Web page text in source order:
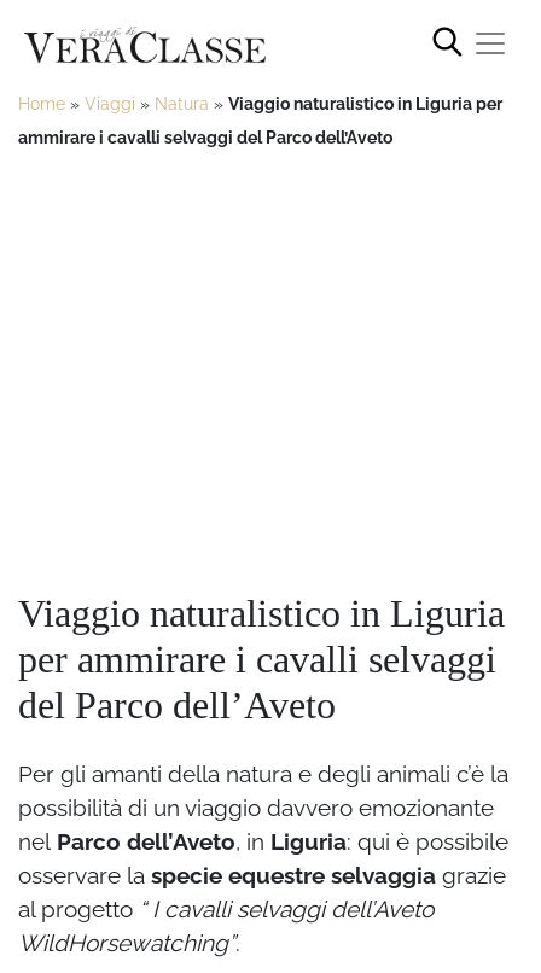
Home » Viaggi » Natura » Viaggio naturalistico in Liguria per
ammirare i cavalli selvaggi del Parco dell’Aveto
Viaggio naturalistico in Liguria
per ammirare i cavalli selvaggi
del Parco dell’Aveto
Per gli amanti della natura e degli animali c’è la
possibilità di un viaggio davvero emozionante
nel Parco dell’Aveto, in Liguria: qui è possibile
osservare la specie equestre selvaggia grazie
al progetto “ I cavalli selvaggi dell’Aveto
WildHorsewatching”.